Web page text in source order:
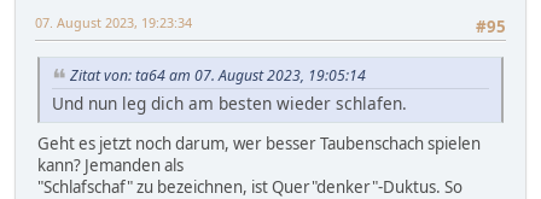
#95
07. August 2023, 19:23:34
Zitat von: ta64 am 07. August 2023, 19:05:14
Und nun leg dich am besten wieder schlafen.
Geht es jetzt noch darum, wer besser Taubenschach spielen
kann? Jemanden als
"Schlafschaf" zu bezeichnen, ist Quer"denker"-Duktus. So